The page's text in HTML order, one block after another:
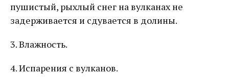
пушистый, рыхлый снег на вулканах не
задерживается и сдувается в долины.
3. Влажность.
4. Испарения с вулканов.